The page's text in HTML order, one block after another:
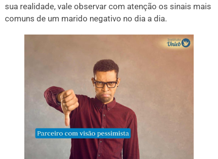
sua realidade, vale observar com atenção os sinais mais
comuns de um marido negativo no dia a dia.